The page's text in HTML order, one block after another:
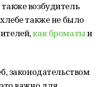
возбудитель
также не было
как броматыи
законодательством